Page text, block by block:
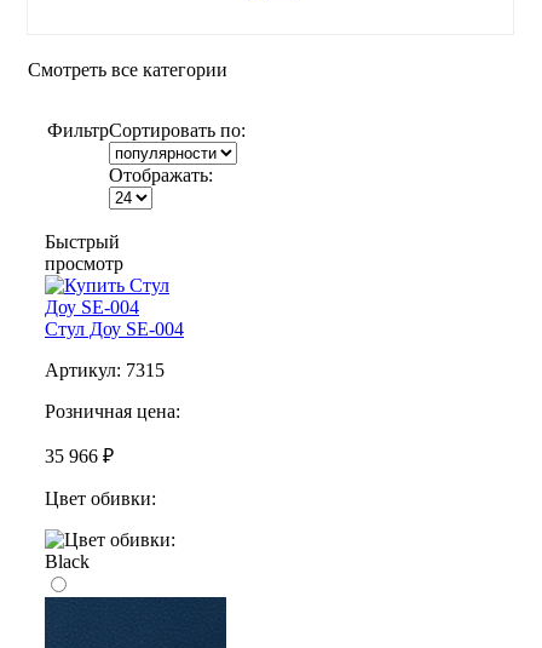
Смотреть все категории
ФильтрСортировать по:
Отображать:
Быстрый
просмотр
Стул Доу SE-004
Артикул: 7315
Розничная цена:
35 966 ₽
Цвет обивки: